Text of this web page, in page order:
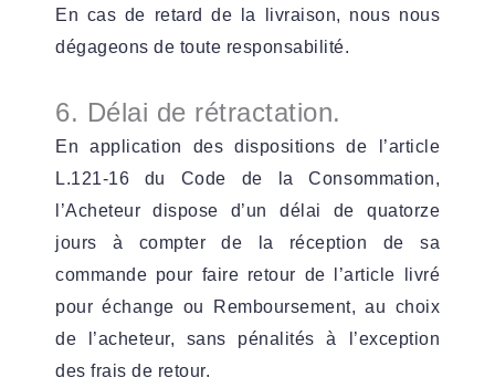
En cas de retard de la livraison, nous nous
dégageons de toute responsabilité.
6. Délai de rétractation.
En application des dispositions de l’article
L.121-16 du Code de la Consommation,
l’Acheteur dispose d’un délai de quatorze
jours à compter de la réception de sa
commande pour faire retour de l’article livré
pour échange ou Remboursement, au choix
de l’acheteur, sans pénalités à l’exception
des frais de retour.